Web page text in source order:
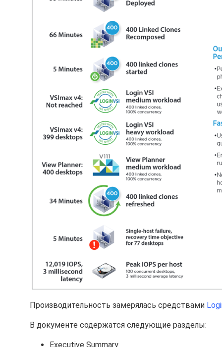
Производительность замерялась средствами
В документе содержатся следующие разделы:
Executive Summary